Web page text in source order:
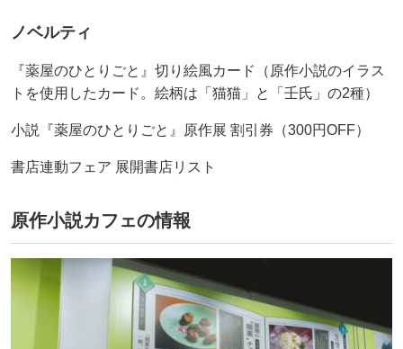
ノベルティ
『薬屋のひとりごと』切り絵風カード（原作小説のイラス
トを使用したカード。絵柄は「猫猫」と「壬氏」の2種）
小説『薬屋のひとりごと』原作展 割引券（300円OFF）
書店連動フェア 展開書店リスト
原作小説カフェの情報